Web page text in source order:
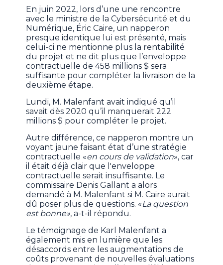
En juin 2022, lors d’une une rencontre
avec le ministre de la Cybersécurité et du
Numérique, Éric Caire, un napperon
presque identique lui est présenté, mais
celui-ci ne mentionne plus la rentabilité
du projet et ne dit plus que l’enveloppe
contractuelle de 458 millions $ sera
suffisante pour compléter la livraison de la
deuxième étape.
Lundi, M. Malenfant avait indiqué qu’il
savait dès 2020 qu’il manquerait 222
millions $ pour compléter le projet.
Autre différence, ce napperon montre un
voyant jaune faisant état d’une stratégie
contractuelle «en cours de validation», car
il était déjà clair que l'enveloppe
contractuelle serait insuffisante. Le
commissaire Denis Gallant a alors
demandé à M. Malenfant si M. Caire aurait
dû poser plus de questions. «La question
est bonne», a-t-il répondu.
Le témoignage de Karl Malenfant a
également mis en lumière que les
désaccords entre les augmentations de
coûts provenant de nouvelles évaluations